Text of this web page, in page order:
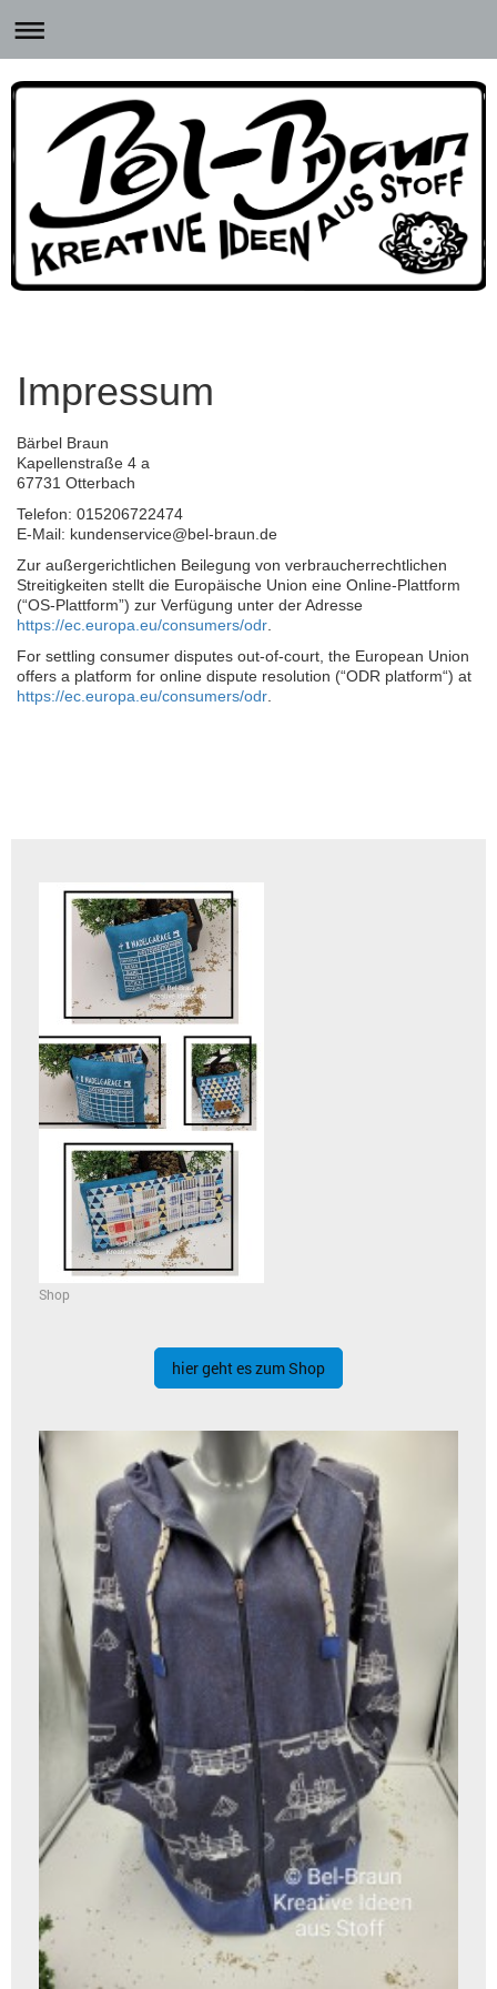
Impressum
Bärbel Braun
Kapellenstraße 4 a
67731 Otterbach
Telefon: 015206722474
E-Mail: kundenservice@bel-braun.de
Zur außergerichtlichen Beilegung von verbraucherrechtlichen
Streitigkeiten stellt die Europäische Union eine Online-Plattform
(“OS-Plattform”) zur Verfügung unter der Adresse
https://ec.europa.eu/consumers/odr
For settling consumer disputes out-of-court, the European Union
offers a platform for online dispute resolution (“ODR platform“) at
https://ec.europa.eu/consumers/odr
Shop
hier geht es zum Shop